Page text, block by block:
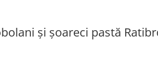
și șoareci pastă